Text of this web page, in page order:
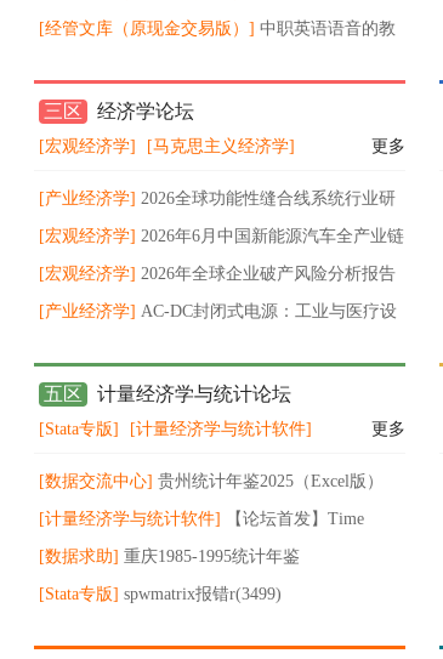
[经管文库（原现金交易版）] 中职英语语音的教
三区 经济学论坛
[宏观经济学] [马克思主义经济学] 更多
[产业经济学] 2026全球功能性缝合线系统行业研
究报告
[宏观经济学] 2026年6月中国新能源汽车全产业链
数据分析报告
[宏观经济学] 2026年全球企业破产风险分析报告
[产业经济学] AC-DC封闭式电源：工业与医疗设
五区 计量经济学与统计论坛
[Stata专版] [计量经济学与统计软件] 更多
[数据交流中心] 贵州统计年鉴2025（Excel版）
[计量经济学与统计软件] 【论坛首发】Time
Series for Economics and Finance by Oliver Linton
[数据求助] 重庆1985-1995统计年鉴
[Stata专版] spwmatrix报错r(3499)